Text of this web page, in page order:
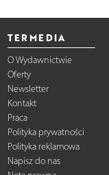
TERMEDIA
O Wydawnictwie
Oferty
Newsletter
Kontakt
Praca
Polityka prywatności
Polityka reklamowa
Napisz do nas